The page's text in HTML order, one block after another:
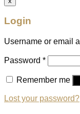
Login
Username or email
Password *
Remember me
Lost your password?